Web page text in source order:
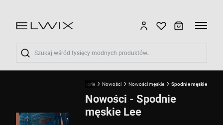
Wyszukaj
Kategorie Nowości Nowości męskie Spodnie męskie
Nowości - Spodnie
męskie Lee